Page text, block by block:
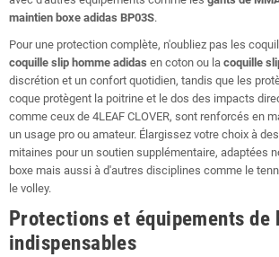
maintien boxe adidas BP03S.
Pour une protection complète, n'oubliez pas les
coquille slip homme adidas en coton ou la coquille
discrétion et un confort quotidien, tandis que les
coque protègent la poitrine et le dos des impacts
comme ceux de 4LEAF CLOVER, sont renforcés en
un usage pro ou amateur. Élargissez votre choix à
mitaines pour un soutien supplémentaire, adaptées
boxe mais aussi à d'autres disciplines comme le
le volley.
Protections et équipements de
indispensables